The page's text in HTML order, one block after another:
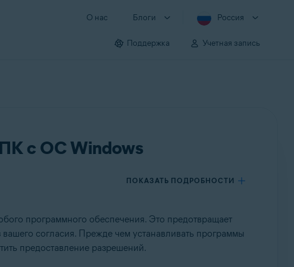
О нас Блоги Россия
Поддержка Учетная запись
с ОС Windows
ПОКАЗАТЬ ПОДРОБНОСТИ
программного обеспечения. Это предотвращает
согласия. Прежде чем устанавливать программы
предоставление разрешений.